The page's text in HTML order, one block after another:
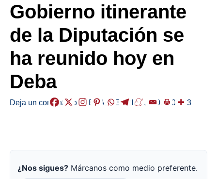
Gobierno itinerante
de la Diputación se
ha reunido hoy en
Deba
Deja un comentario /DEBA ,HERRIAK, /2024-07-23
¿Nos sigues? Márcanos como medio preferente.